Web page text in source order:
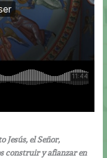
Jesús, el Señor,
construir y afianzar en